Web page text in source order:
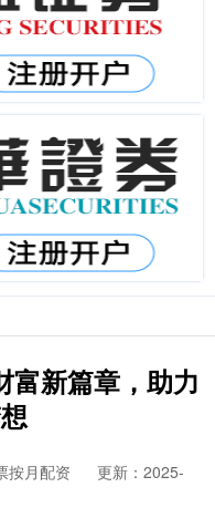
富新篇章，助力
按月配资
更新：2025-